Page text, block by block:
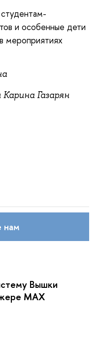
и особенные дети
мероприятиях
Газарян
нам
Вышки
MAX